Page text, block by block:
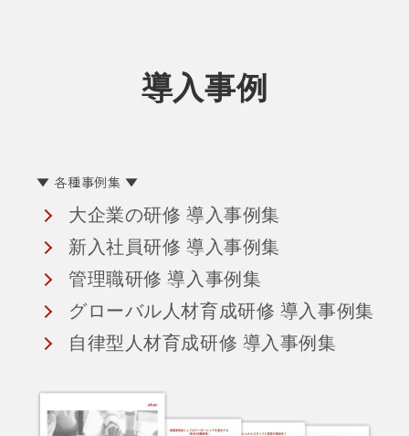
導入事例
▼ 各種事例集 ▼
大企業の研修 導入事例集
新入社員研修 導入事例集
管理職研修 導入事例集
グローバル人材育成研修 導入事例集
自律型人材育成研修 導入事例集